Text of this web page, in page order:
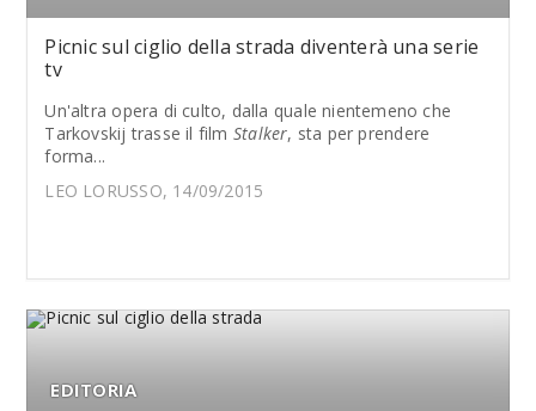
Picnic sul ciglio della strada diventerà una serie
tv
Un'altra opera di culto, dalla quale nientemeno che
Tarkovskij trasse il film Stalker, sta per prendere
forma...
LEO LORUSSO, 14/09/2015
EDITORIA